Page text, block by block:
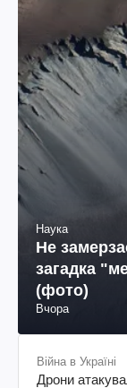
Наука
Не
загадка
(фото)
Вчора
Війна в Україні
Дрони